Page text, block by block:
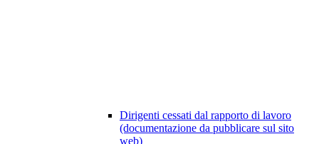
Dirigenti cessati dal rapporto di lavoro
(documentazione da pubblicare sul sito
web)